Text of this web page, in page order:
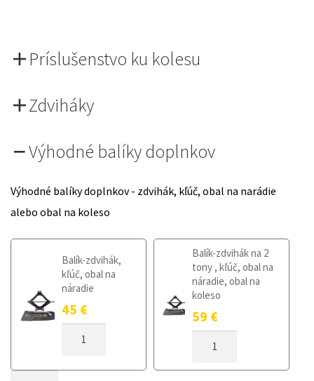
Príslušenstvo ku kolesu
Zdviháky
Výhodné balíky doplnkov
Výhodné balíky doplnkov - zdvihák, kľúč, obal na narádie
alebo obal na koleso
Balík-zdvihák,
kľúč, obal na
náradie
45 €
DOJAZDOVÉ
AUDI
Balík-zdvihák na 2
tony , kľúč, obal na
náradie, obal na
koleso
59 €
DOJAZDOVÉ